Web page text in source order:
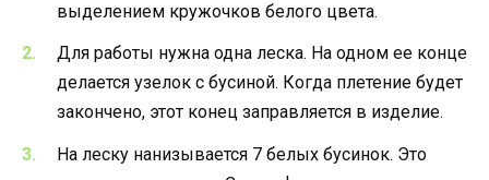
выделением кружочков белого цвета.
Для работы нужна одна леска. На одном ее конце
делается узелок с бусиной. Когда плетение будет
закончено, этот конец заправляется в изделие.
На леску нанизывается 7 белых бусинок. Это